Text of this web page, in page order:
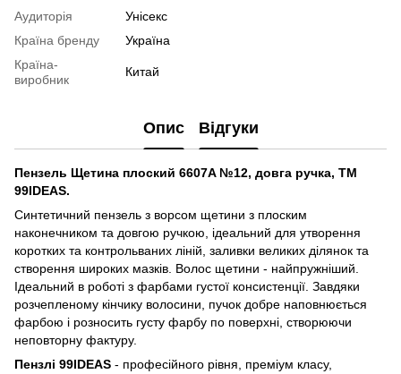
Аудиторія
Унісекс
Країна бренду
Україна
Країна-
виробник
Китай
Опис Відгуки
Пензель Щетина плоский 6607A №12, довга ручка, ТМ
99IDEAS.
Синтетичний пензель з ворсом щетини з плоским
наконечником та довгою ручкою, ідеальний для утворення
коротких та контрольваних ліній, заливки великих ділянок та
створення широких мазків. Волос щетини - найпружніший.
Ідеальний в роботі з фарбами густої консистенції. Завдяки
розчепленому кінчику волосини, пучок добре наповнюється
фарбою і розносить густу фарбу по поверхні, створюючи
неповторну фактуру.
Пензлі 99IDEAS - професійного рівня, преміум класу,